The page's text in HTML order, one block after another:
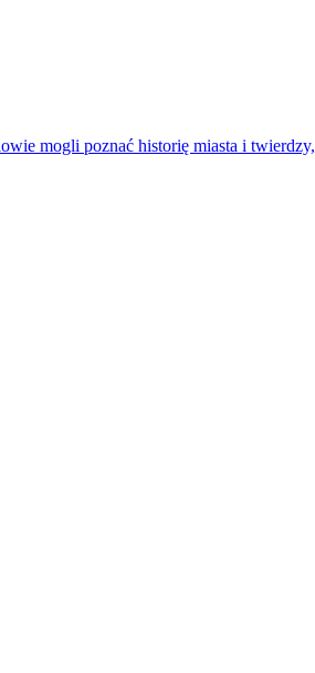
mogli poznać historię miasta i twierdzy,